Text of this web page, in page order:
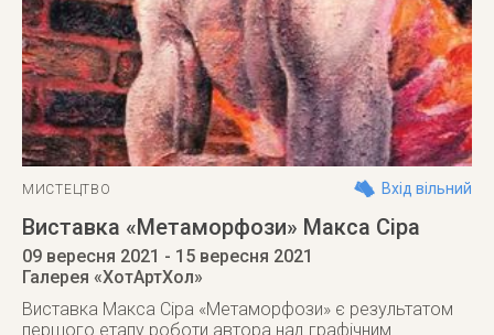
МИСТЕЦТВО Вхід вільний
Виставка «Метаморфози» Макса Сіра
09 вересня 2021 - 15 вересня 2021
Галерея «ХотАртХол»
Виставка Макса Сіра «Метаморфози» є результатом
першого етапу роботи автора над графічним